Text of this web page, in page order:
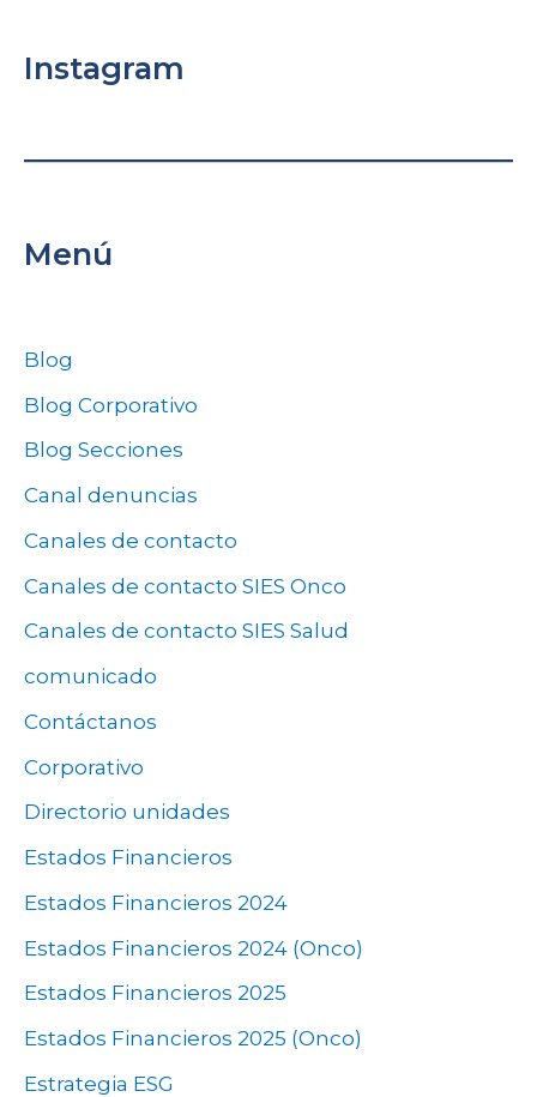
Instagram
Menú
Blog
Blog Corporativo
Blog Secciones
Canal denuncias
Canales de contacto
Canales de contacto SIES Onco
Canales de contacto SIES Salud
comunicado
Contáctanos
Corporativo
Directorio unidades
Estados Financieros
Estados Financieros 2024
Estados Financieros 2024 (Onco)
Estados Financieros 2025
Estados Financieros 2025 (Onco)
Estrategia ESG